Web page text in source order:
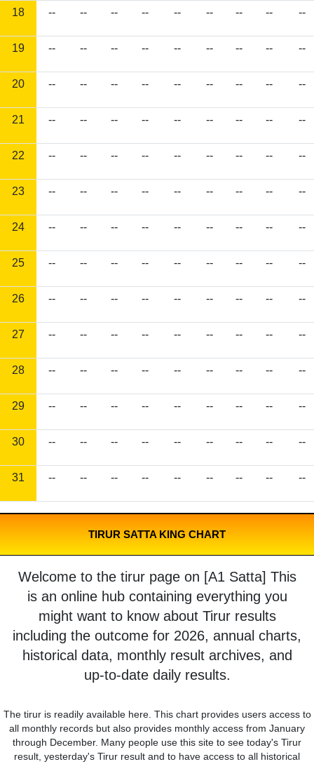
18 -- -- -- -- -- -- -- -- --
19 -- -- -- -- -- -- -- -- --
20 -- -- -- -- -- -- -- -- --
21 -- -- -- -- -- -- -- -- --
22 -- -- -- -- -- -- -- -- --
23 -- -- -- -- -- -- -- -- --
24 -- -- -- -- -- -- -- -- --
25 -- -- -- -- -- -- -- -- --
26 -- -- -- -- -- -- -- -- --
27 -- -- -- -- -- -- -- -- --
28 -- -- -- -- -- -- -- -- --
29 -- -- -- -- -- -- -- -- --
30 -- -- -- -- -- -- -- -- --
31 -- -- -- -- -- -- -- -- --
TIRUR SATTA KING CHART
Welcome to the tirur page on [A1 Satta] This
is an online hub containing everything you
might want to know about Tirur results
including the outcome for 2026, annual charts,
historical data, monthly result archives, and
up-to-date daily results.
The tirur is readily available here. This chart provides users access to
all monthly records but also provides monthly access from January
through December. Many people use this site to see today's Tirur
result, yesterday's Tirur result and to have access to all historical